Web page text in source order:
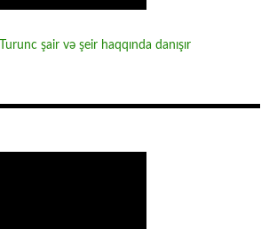
şair və şeir haqqında danışır